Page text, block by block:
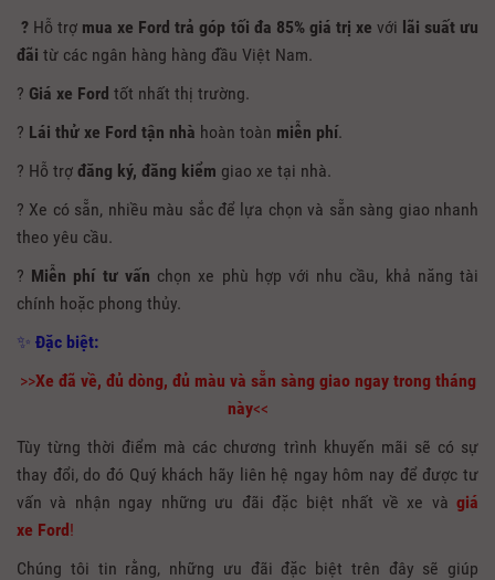
? Hỗ trợ mua xe Ford trả góp tối đa 85% giá trị xe với lãi suất ưu
đãi từ các ngân hàng hàng đầu Việt Nam.
? Giá xe Ford tốt nhất thị trường.
? Lái thử xe Ford tận nhà hoàn toàn miễn phí.
? Hỗ trợ đăng ký, đăng kiểm giao xe tại nhà.
? Xe có sẵn, nhiều màu sắc để lựa chọn và sẵn sàng giao nhanh
theo yêu cầu.
? Miễn phí tư vấn chọn xe phù hợp với nhu cầu, khả năng tài
chính hoặc phong thủy.
✨ Đặc biệt:
>>Xe đã về, đủ dòng, đủ màu và sẵn sàng giao ngay trong tháng
này<<
Tùy từng thời điểm mà các chương trình khuyến mãi sẽ có sự
thay đổi, do đó Quý khách hãy liên hệ ngay hôm nay để được tư
vấn và nhận ngay những ưu đãi đặc biệt nhất về xe và giá
xe Ford!
Chúng tôi tin rằng, những ưu đãi đặc biệt trên đây sẽ giúp